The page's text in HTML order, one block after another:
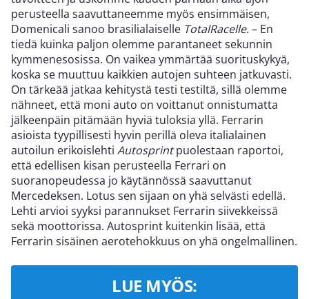
perusteella saavuttaneemme myös ensimmäisen,
Domenicali sanoo brasilialaiselle TotalRacelle. – En
tiedä kuinka paljon olemme parantaneet sekunnin
kymmenesosissa. On vaikea ymmärtää suorituskykyä,
koska se muuttuu kaikkien autojen suhteen jatkuvasti.
On tärkeää jatkaa kehitystä testi testiltä, sillä olemme
nähneet, että moni auto on voittanut onnistumatta
jälkeenpäin pitämään hyviä tuloksia yllä. Ferrarin
asioista tyypillisesti hyvin perillä oleva italialainen
autoilun erikoislehti Autosprintpuolestaan raportoi,
että edellisen kisan perusteella Ferrari on
suoranopeudessa jo käytännössä saavuttanut
Mercedeksen. Lotus sen sijaan on yhä selvästi edellä.
Lehti arvioi syyksi parannukset Ferrarin siivekkeissä
sekä moottorissa. Autosprint kuitenkin lisää, että
Ferrarin sisäinen aerotehokkuus on yhä ongelmallinen.
LUE MYÖS: